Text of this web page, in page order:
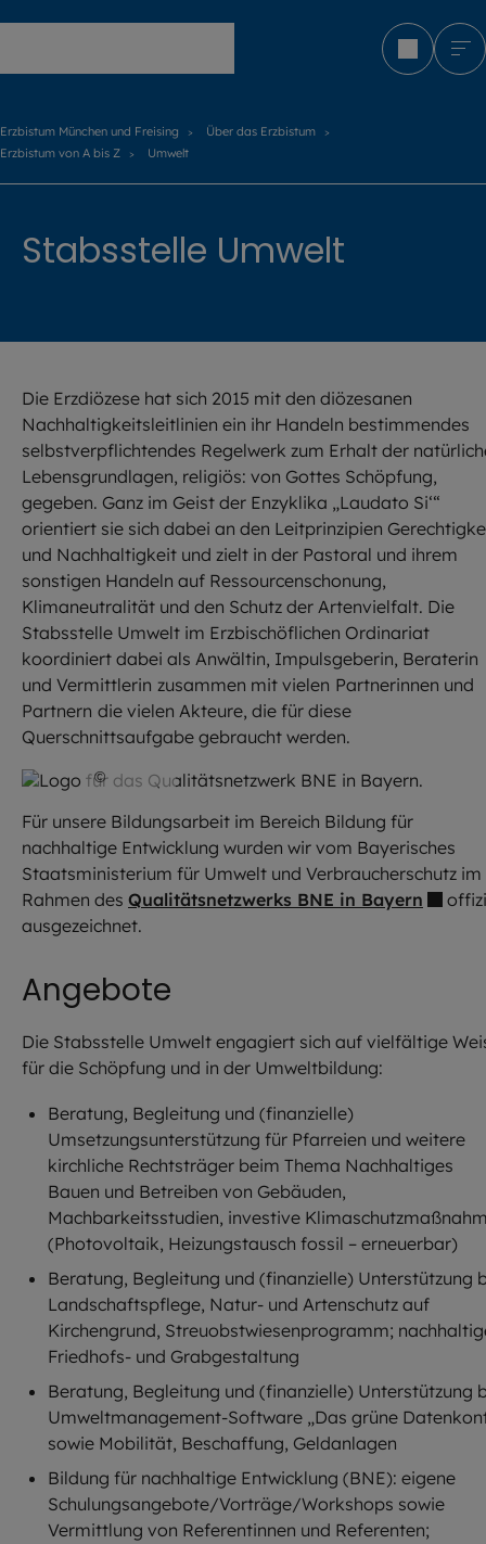
Erzbistum München und Freising
Über das Erzbistum
Erzbistum von A bis Z
Umwelt
Stabsstelle Umwelt
Die Erzdiözese hat sich 2015 mit den diözesanen
Nachhaltigkeitsleitlinien ein ihr Handeln bestimmendes
selbstverpflichtendes Regelwerk zum Erhalt der
Lebensgrundlagen, religiös: von Gottes Schöpfung,
gegeben. Ganz im Geist der Enzyklika „Laudato Si‘“
orientiert sie sich dabei an den Leitprinzipien
und Nachhaltigkeit und zielt in der Pastoral und ihrem
sonstigen Handeln auf Ressourcenschonung,
Klimaneutralität und den Schutz der Artenvielfalt. Die
Stabsstelle Umwelt im Erzbischöflichen Ordinariat
koordiniert dabei als Anwältin, Impulsgeberin, Beraterin
und Vermittlerin zusammen mit vielen Partnerinnen und
Partnern die vielen Akteure, die für diese
Querschnittsaufgabe gebraucht werden.
© Stmuv
Für unsere Bildungsarbeit im Bereich Bildung für
nachhaltige Entwicklung wurden wir vom Bayerisches
Staatsministerium für Umwelt und Verbraucherschutz im
Rahmen des Qualitätsnetzwerks BNE in Bayern
ausgezeichnet.
Angebote
Die Stabsstelle Umwelt engagiert sich auf vielfältige
für die Schöpfung und in der Umweltbildung:
Beratung, Begleitung und (finanzielle)
Umsetzungsunterstützung für Pfarreien und weitere
kirchliche Rechtsträger beim Thema Nachhaltiges
Bauen und Betreiben von Gebäuden,
Machbarkeitsstudien, investive
(Photovoltaik, Heizungstausch fossil – erneuerbar)
Beratung, Begleitung und (finanzielle) Unterstützung
Landschaftspflege, Natur- und Artenschutz auf
Kirchengrund, Streuobstwiesenprogramm;
Friedhofs- und Grabgestaltung
Beratung, Begleitung und (finanzielle) Unterstützung
Umweltmanagement-Software „Das grüne
sowie Mobilität, Beschaffung, Geldanlagen
Bildung für nachhaltige Entwicklung (BNE): eigene
Schulungsangebote/Vorträge/Workshops sowie
Vermittlung von Referentinnen und Referenten;